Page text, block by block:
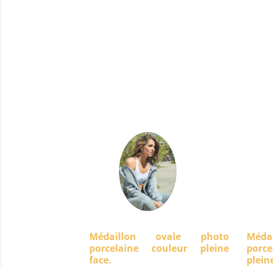
Médaillon ovale photo
porcelaine couleur pleine
face.